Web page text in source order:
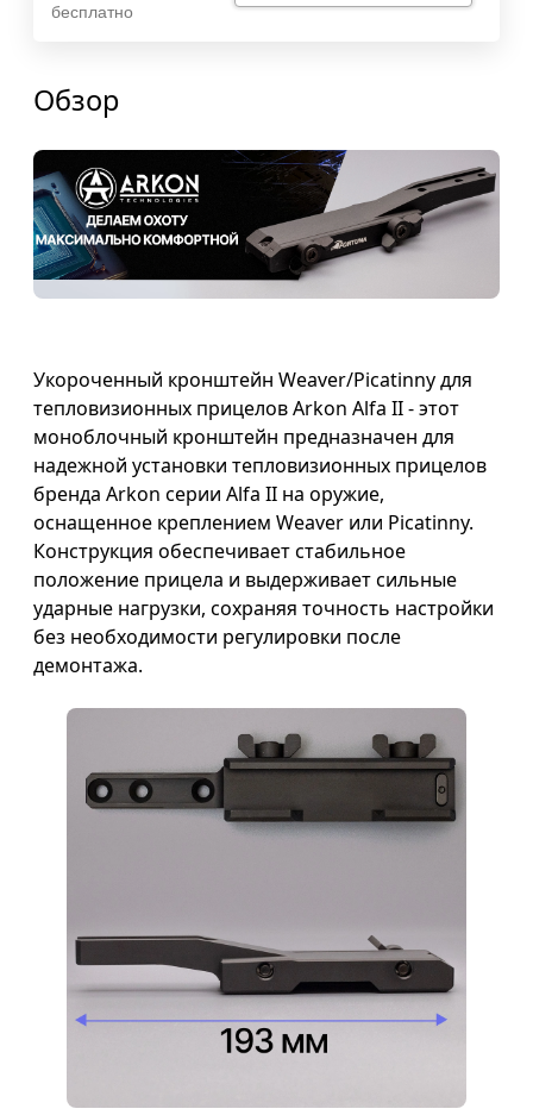
бесплатно
Обзор
Укороченный кронштейн Weaver/Picatinny для
тепловизионных прицелов Arkon Alfa II - этот
моноблочный кронштейн предназначен для
надежной установки тепловизионных прицелов
бренда Arkon серии Alfa II на оружие,
оснащенное креплением Weaver или Picatinny.
Конструкция обеспечивает стабильное
положение прицела и выдерживает сильные
ударные нагрузки, сохраняя точность настройки
без необходимости регулировки после
демонтажа.